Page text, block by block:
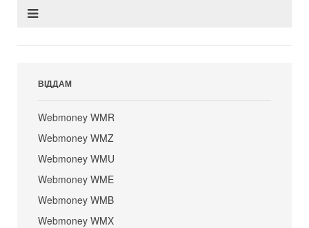
ВІДДАМ
Webmoney WMR
Webmoney WMZ
Webmoney WMU
Webmoney WME
Webmoney WMB
Webmoney WMX